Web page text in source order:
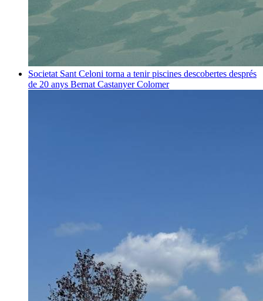
Societat Sant Celoni torna a tenir piscines descobertes després
de 20 anys Bernat Castanyer Colomer